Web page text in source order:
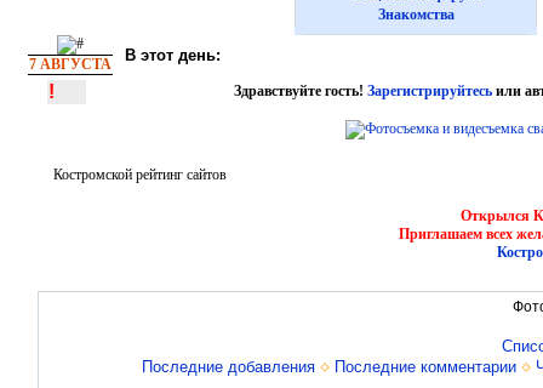
Знакомства
7 АВГУСТА В этот день:
! Здравствуйте гость! Зарегистрируйтесьили
Костромской рейтинг сайтов
Открылся
Приглашаем всех
Последние добавления
Последние комментарии